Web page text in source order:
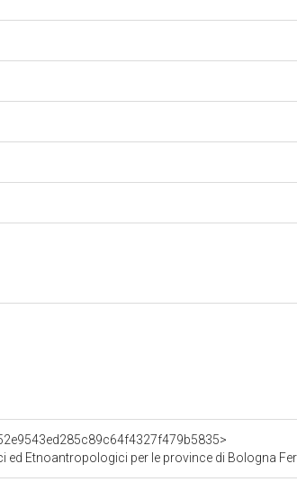
ed Etnoantropologici per le province di Bologna